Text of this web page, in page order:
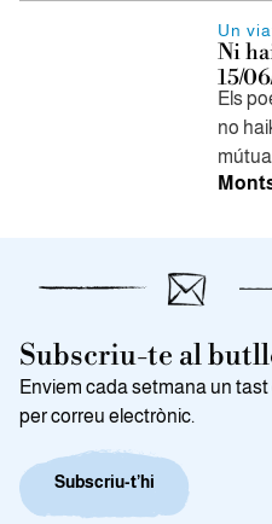
Un
Ni
15/
Els
no
Subscriu-te al
Enviem cada setmana un
per correu electrònic.
Subscriu-t’hi